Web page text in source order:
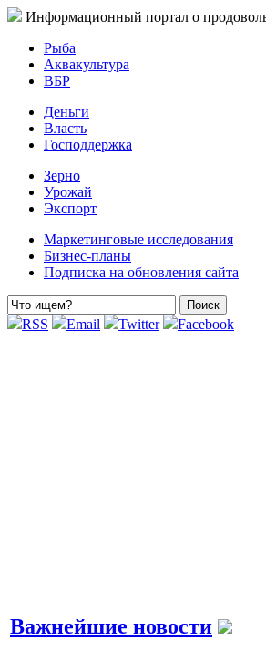
Информационный портал о
Рыба
Аквакультура
ВБР
Деньги
Власть
Господдержка
Зерно
Урожай
Экспорт
Маркетинговые исследования
Бизнес-планы
Подписка на обновления сайта
RSS Email Twitter Facebook
Важнейшие новости